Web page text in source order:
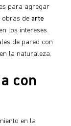
para agregar
obras de arte
los intereses.
de pared con
la naturaleza.
con
en la